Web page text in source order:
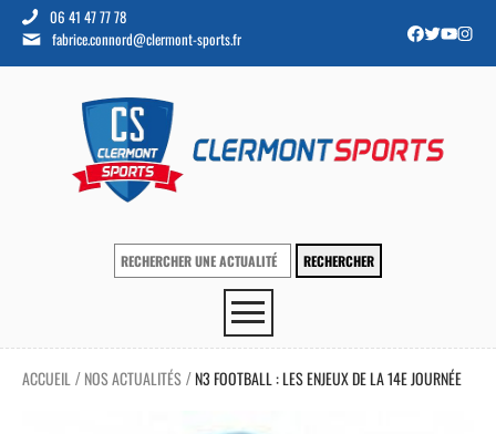
06 41 47 77 78
fabrice.connord@clermont-sports.fr
ACCUEIL / NOS ACTUALITÉS /N3 FOOTBALL : LES ENJEUX DE LA 14E JOURNÉE